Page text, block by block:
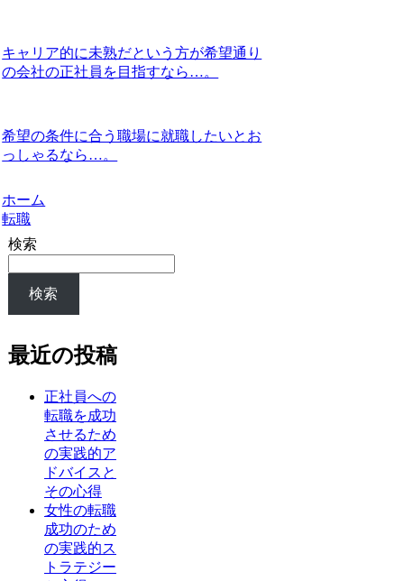
キャリア的に未熟だという方が希望通り
の会社の正社員を目指すなら…。
希望の条件に合う職場に就職したいとお
っしゃるなら…。
ホーム
転職
検索
検索
最近の投稿
正社員への
転職を成功
させるため
の実践的ア
ドバイスと
その心得
女性の転職
成功のため
の実践的ス
トラテジー